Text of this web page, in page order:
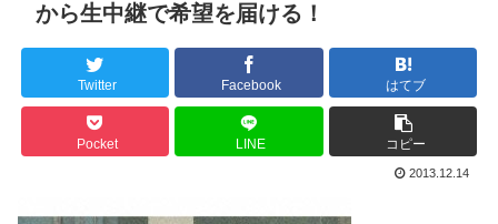
から生中継で希望を届ける！
Twitter Facebook はてブ
Pocket LINE コピー
2013.12.14